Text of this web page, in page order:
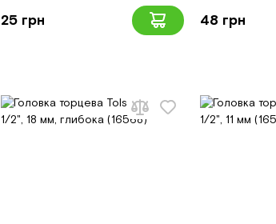
25 грн 48 грн